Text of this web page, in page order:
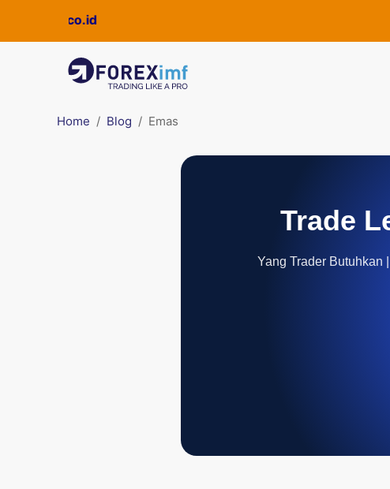
Home Blog Emas
Trade
Yang Trader Butuhkan